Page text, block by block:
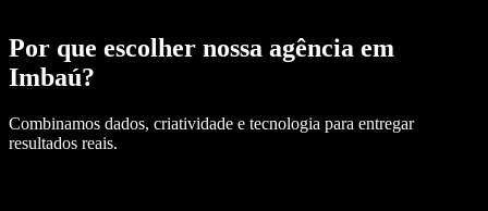
Por que escolher nossa agência em
Imbaú?
Combinamos dados, criatividade e tecnologia para entregar
resultados reais.